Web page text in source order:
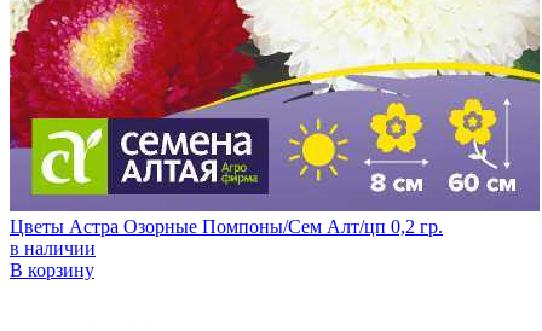
Цветы Астра Озорные Помпоны/Сем Алт/цп 0,2 гр.
в наличии
В корзину